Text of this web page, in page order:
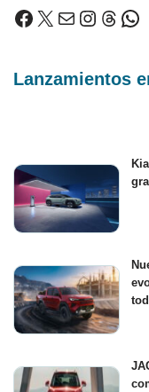
Lanzamientos